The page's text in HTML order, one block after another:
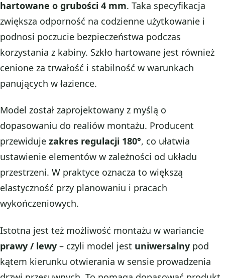
hartowane o grubości 4 mm. Taka specyfikacja
zwiększa odporność na codzienne użytkowanie i
podnosi poczucie bezpieczeństwa podczas
korzystania z kabiny. Szkło hartowane jest również
cenione za trwałość i stabilność w warunkach
panujących w łazience.
Model został zaprojektowany z myślą o
dopasowaniu do realiów montażu. Producent
przewiduje zakres regulacji 180°, co ułatwia
ustawienie elementów w zależności od układu
przestrzeni. W praktyce oznacza to większą
elastyczność przy planowaniu i pracach
wykończeniowych.
Istotna jest też możliwość montażu w wariancie
prawy / lewy – czyli model jest uniwersalny pod
kątem kierunku otwierania w sensie prowadzenia